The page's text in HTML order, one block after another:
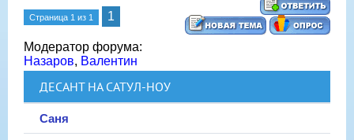
Страница 1 из 1 1
Модератор форума:
Назаров, Валентин
ДЕСАНТ НА САТУЛ-НОУ
Саня